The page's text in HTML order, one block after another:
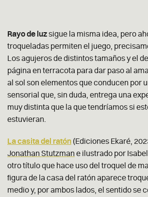
Rayo de luzsigue la misma idea, pero
troqueladas permiten el juego,
Los agujeros de distintos tamaños y el
página en terracota para dar paso al
al sol son elementos que conducen por
sensorial que, sin duda, entrega una
muy distinta que la que tendríamos si
estuvieran.
La casita del ratón (Ediciones Ekaré,
Jonathan Stutzman e ilustrado por
otro título que hace uso del troquel de
figura de la casa del ratón aparece
medio y, por ambos lados, el sentido se